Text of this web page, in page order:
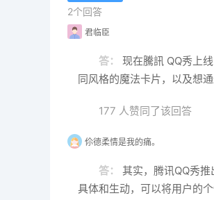
2个回答
君临臣
答：
现在騰訊 QQ秀上
同风格的魔法卡片，以及想
177 人赞同了该回答
伱德柔情是我的痛。
答：
其实，腾讯QQ秀
具体和生动，可以将用户的